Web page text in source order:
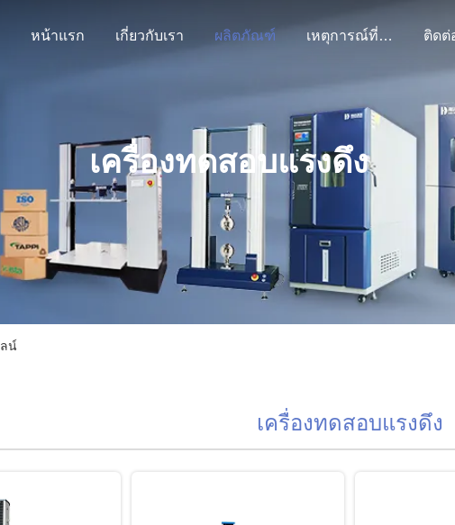
หน้าแรก เกี่ยวกับเรา ผลิตภัณฑ์ เหตุการณ์ที่เกิดขึ้น ติดต่
เครื่องทดสอบแรงดึง
น์
เครื่องทดสอบแรงดึง